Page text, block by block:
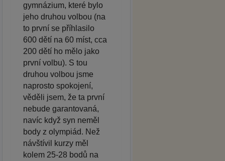
gymnázium, které bylo
jeho druhou volbou (na
to první se příhlasilo
600 dětí na 60 míst, cca
200 dětí ho mělo jako
první volbu). S tou
druhou volbou jsme
naprosto spokojení,
věděli jsem, že ta první
nebude garantovaná,
navíc když syn neměl
body z olympiád. Než
návštívil kurzy měl
kolem 25-28 bodů na